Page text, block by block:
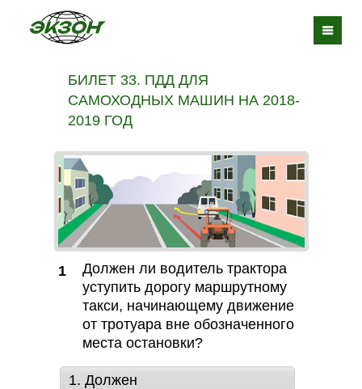
БИЛЕТ 33. ПДД ДЛЯ
САМОХОДНЫХ МАШИН НА 2018-
2019 ГОД
1
Должен ли водитель трактора
уступить дорогу маршрутному
такси, начинающему движение
от тротуара вне обозначенного
места остановки?
1. Должен